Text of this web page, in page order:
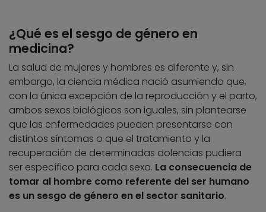
¿Qué es el sesgo de género en
medicina?
La salud de mujeres y hombres es diferente y, sin
embargo, la ciencia médica nació asumiendo que,
con la única excepción de la reproducción y el parto,
ambos sexos biológicos son iguales, sin plantearse
que las enfermedades pueden presentarse con
distintos síntomas o que el tratamiento y la
recuperación de determinadas dolencias pudiera
ser específico para cada sexo. La consecuencia de
tomar al hombre como referente del ser humano
es un sesgo de género en el sector sanitario.